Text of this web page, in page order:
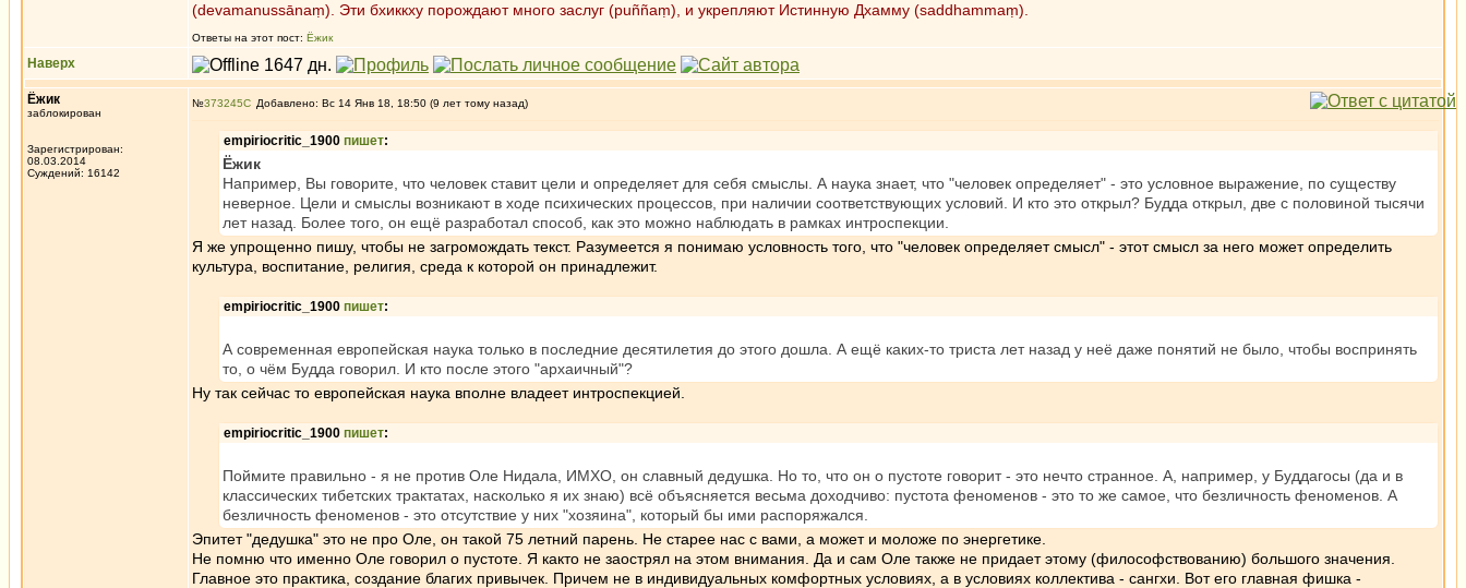
(devamanussānaṃ). Эти бхиккху порождают много заслуг (puññaṃ), и укрепляют Истинную Дхамму (saddhammaṃ).
Ответы на этот пост: Ёжик
Наверх
Ёжик
заблокирован
Зарегистрирован:
08.03.2014
Суждений: 16142
№373245 Добавлено: Вс 14 Янв 18, 18:50 (9 лет тому назад)
empiriocritic_1900 пишет:
Ёжик
Например, Вы говорите, что человек ставит цели и определяет для себя смыслы. А наука знает, что "человек определяет" - это условное выражение, по существу
неверное. Цели и смыслы возникают в ходе психических процессов, при наличии соответствующих условий. И кто это открыл? Будда открыл, две с половиной тысячи
лет назад. Более того, он ещё разработал способ, как это можно наблюдать в рамках интроспекции.
Я же упрощенно пишу, чтобы не загромождать текст. Разумеется я понимаю условность того, что "человек определяет смысл" - этот смысл за него может определить
культура, воспитание, религия, среда к которой он принадлежит.
empiriocritic_1900 пишет:
А современная европейская наука только в последние десятилетия до этого дошла. А ещё каких-то триста лет назад у неё даже понятий не было, чтобы воспринять
то, о чём Будда говорил. И кто после этого "архаичный"?
Ну так сейчас то европейская наука вполне владеет интроспекцией.
empiriocritic_1900 пишет:
Поймите правильно - я не против Оле Нидала, ИМХО, он славный дедушка. Но то, что он о пустоте говорит - это нечто странное. А, например, у Буддагосы (да и в
классических тибетских трактатах, насколько я их знаю) всё объясняется весьма доходчиво: пустота феноменов - это то же самое, что безличность феноменов. А
безличность феноменов - это отсутствие у них "хозяина", который бы ими распоряжался.
Эпитет "дедушка" это не про Оле, он такой 75 летний парень. Не старее нас с вами, а может и моложе по энергетике.
Не помню что именно Оле говорил о пустоте. Я както не заострял на этом внимания. Да и сам Оле также не придает этому (философствованию) большого значения.
Главное это практика, создание благих привычек. Причем не в индивидуальных комфортных условиях, а в условиях коллектива - сангхи. Вот его главная фишка -